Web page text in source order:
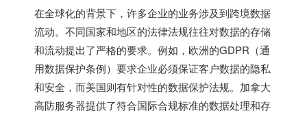
在全球化的背景下，许多企业的业务涉及到跨境数据
流动。不同国家和地区的法律法规往往对数据的存储
和流动提出了严格的要求。例如，欧洲的GDPR（通
用数据保护条例）要求企业必须保证客户数据的隐私
和安全，而美国则有针对性的数据保护法规。加拿大
高防服务器提供了符合国际合规标准的数据处理和存